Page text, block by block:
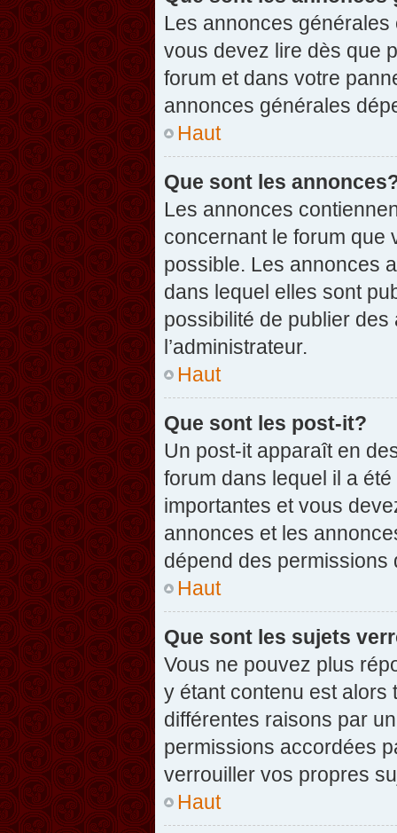
Les annonces
vous devez lire dès que
forum et dans votre
annonces générales
Haut
Que sont les
Les annonces
concernant le forum que
possible. Les annonces
dans lequel elles sont
possibilité de publier
l’administrateur.
Haut
Que sont les post-it?
Un post-it apparaît en
forum dans lequel il a
importantes et vous
annonces et les
dépend des permissions
Haut
Que sont les sujets
Vous ne pouvez plus
y étant contenu est alors
différentes raisons par
permissions accordées
verrouiller vos propres
Haut